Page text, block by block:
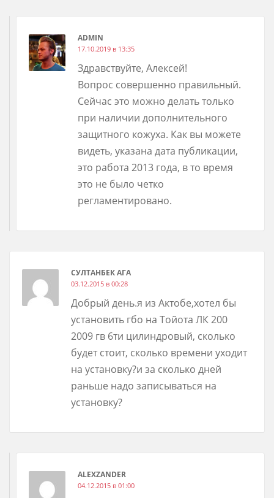
ADMIN
17.10.2019 в 13:35
Здравствуйте, Алексей!
Вопрос совершенно правильный.
Сейчас это можно делать только
при наличии дополнительного
защитного кожуха. Как вы можете
видеть, указана дата публикации,
это работа 2013 года, в то время
это не было четко
регламентировано.
CУЛТАНБЕК АГА
03.12.2015 в 00:28
Добрый день.я из Актобе,хотел бы
установить гбо на Тойота ЛК 200
2009 гв 6ти цилиндровый, сколько
будет стоит, сколько времени уходит
на установку?и за сколько дней
раньше надо записываться на
установку?
ALEXZANDER
04.12.2015 в 01:00